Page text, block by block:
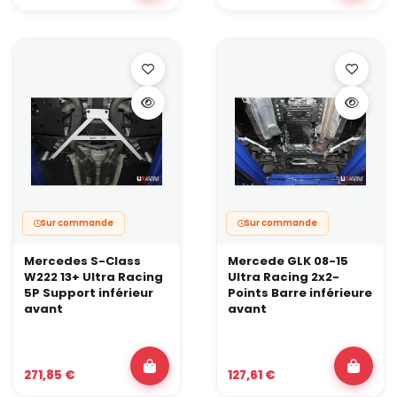
contrainte. Une barre inférieure aide à garder le châssis stable et
Sur commande
Mercedes S-Class
W222 13+ Ultra Racing
5P Support inférieur
avant
271,85 €
Sur commande
Mercede GLK 08-15
Ultra Racing 2x2-
Points Barre inférieure
avant
127,61 €